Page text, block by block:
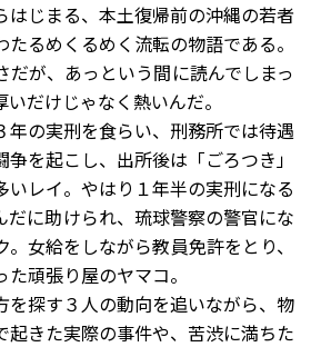
はじまる、本土復帰前の沖縄の若者
るめくるめく流転の物語である。
だが、あっという間に読んでしまっ
だけじゃなく熱いんだ。
の実刑を食らい、刑務所では待遇
を起こし、出所後は「ごろつき」
いレイ。やはり１年半の実刑になる
だに助けられ、琉球警察の警官にな
女給をしながら教員免許をとり、
頑張り屋のヤマコ。
探す３人の動向を追いながら、物
起きた実際の事件や、苦渋に満ちた